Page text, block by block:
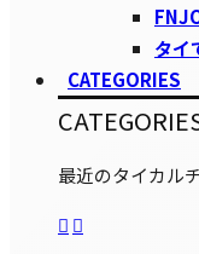
タイ
CATEGORIES
最近のタイカル